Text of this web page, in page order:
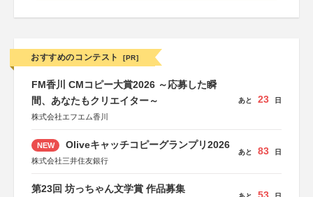
おすすめのコンテスト [PR]
FM香川 CMコピー大賞2026 ～応募した瞬
間、あなたもクリエイター～
株式会社エフエム香川
あと 23 日
NEW Oliveキャッチコピーグランプリ2026
株式会社三井住友銀行
あと 83 日
第23回 坊っちゃん文学賞 作品募集